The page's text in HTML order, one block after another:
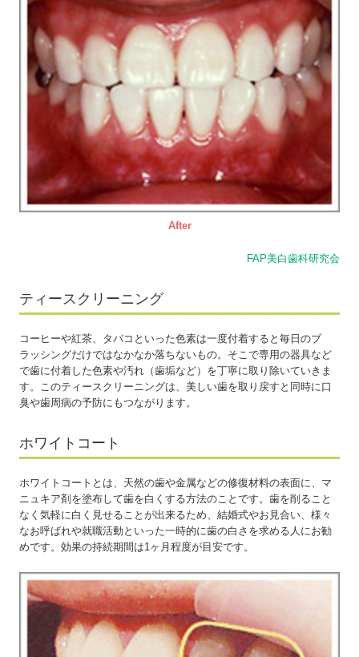
After
FAP美白歯科研究会
ティースクリーニング
コーヒーや紅茶、タバコといった色素は一度付着すると毎日のブ
ラッシングだけではなかなか落ちないもの。そこで専用の器具など
で歯に付着した色素や汚れ（歯垢など）を丁寧に取り除いていきま
す。このティースクリーニングは、美しい歯を取り戻すと同時に口
臭や歯周病の予防にもつながります。
ホワイトコート
ホワイトコートとは、天然の歯や金属などの修復材料の表面に、マ
ニュキア剤を塗布して歯を白くする方法のことです。歯を削ること
なく気軽に白く見せることが出来るため、結婚式やお見合い、様々
なお呼ばれや就職活動といった一時的に歯の白さを求める人にお勧
めです。効果の持続期間は1ヶ月程度が目安です。